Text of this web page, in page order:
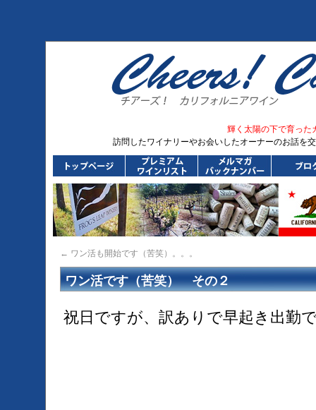
輝く太陽の下で育った
訪問したワイナリーやお会いしたオーナーのお話を
← ワン活も開始です（苦笑）。。。
ワン活です（苦笑） その２
祝日ですが、訳ありで早起き出勤